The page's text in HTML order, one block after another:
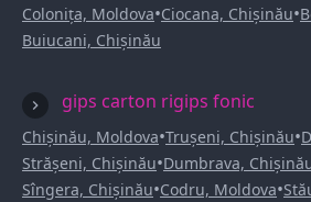
Colonița, Moldova•Ciocana, Chișinău•
Buiucani, Chișinău
gips carton rigips fonic
Chișinău, Moldova•Trușeni, Chișinău•
Strășeni, Chișinău•Dumbrava,
Sîngera, Chișinău•Codru, Moldova•